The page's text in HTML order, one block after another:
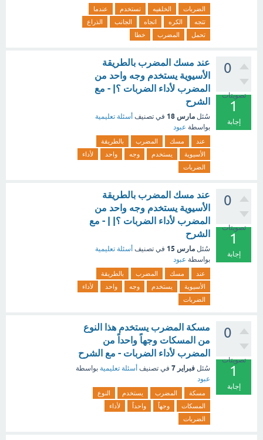
الضربات الخلفيه تستخدم
عندما
تتجه
الكره اتجاه الجانب
الذراع
تحمل
المضرب خطا
0
تصويتات
1
إجابة
عند مسك المضرب بالطريقة
الأسيوية يستخدم وجه واحد من
المضرب لأداء الضربات ؟| - مع
الشرح
سُئل مارس 18 في تصنيف أسئلة تعليمية
بواسطة عبود
عند مسك المضرب
بالطريقة
الأسيوية
يستخدم وجه واحد
لأداء
الضربات
0
تصويتات
1
إجابة
عند مسك المضرب بالطريقة
الأسيوية يستخدم وجه واحد من
المضرب لأداء الضربات ؟| | - مع
الشرح
سُئل مارس 15 في تصنيف أسئلة تعليمية
بواسطة عبود
عند مسك المضرب
بالطريقة
الأسيوية
يستخدم وجه واحد
لأداء
الضربات
0
تصويتات
1
إجابة
مسكة المضرب يستخدم هذا النوع
من المسكات وجهاً واحداً من
المضرب لأداء الضربات - مع الشرح
سُئل فبراير 7 في تصنيف أسئلة تعليمية بواسطة
عبود
مسكة المضرب يستخدم
النوع
المسكات
وجهاً واحداً
لأداء
الضربات